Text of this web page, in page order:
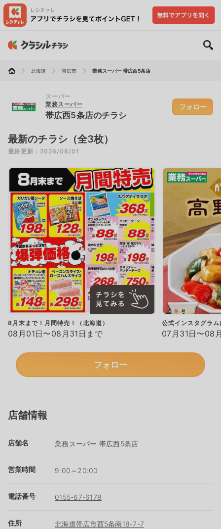
北海道 帯広市 業務スーパー 帯広西5条店
スーパー
業務スーパー
帯広西5条店のチラシ
フォロー
最新のチラシ（全3枚）
最終更新：2026/08/01
8月末まで！月間特売！（北海道）
08月01日〜08月31日まで
公式インスタグラ
07月31日〜08
フォロー
店舗情報
店舗名 業務スーパー 帯広西5条店
営業時間 9:00～20:00
電話番号 0155-67-6178
住所 北海道帯広市西5条南18-7-7